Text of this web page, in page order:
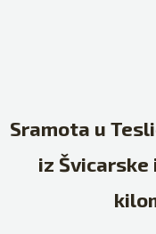
Sramota u
iz Švicarske